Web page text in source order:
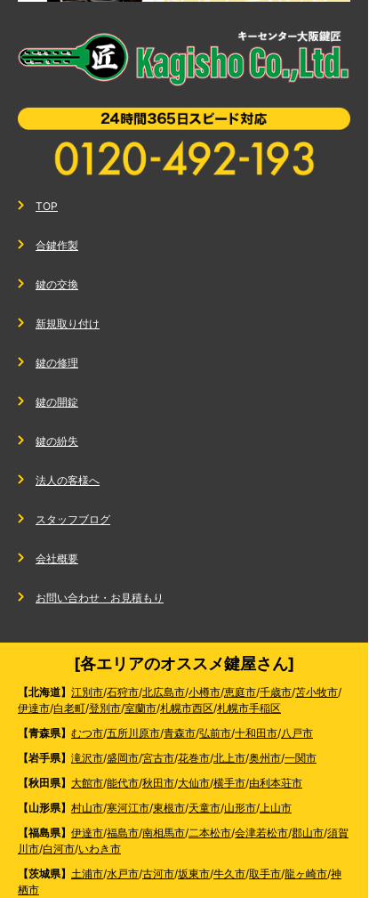
TOP
合鍵作製
鍵の交換
新規取り付け
鍵の修理
鍵の開錠
鍵の紛失
法人の客様へ
スタッフブログ
会社概要
お問い合わせ・お見積もり
[各エリアのオススメ鍵屋さん]
【北海道】 江別市/石狩市/北広島市/小樽市/恵庭市/千歳市/苫小牧市/
伊達市/白老町/登別市/室蘭市/札幌市西区/札幌市手稲区
【青森県】 むつ市/五所川原市/青森市/弘前市/十和田市/八戸市
【岩手県】 滝沢市/盛岡市/宮古市/花巻市/北上市/奥州市/一関市
【秋田県】 大館市/能代市/秋田市/大仙市/横手市/由利本荘市
【山形県】 村山市/寒河江市/東根市/天童市/山形市/上山市
【福島県】 伊達市/福島市/南相馬市/二本松市/会津若松市/郡山市/須賀
川市/白河市/いわき市
【茨城県】 土浦市/水戸市/古河市/坂東市/牛久市/取手市/龍ヶ崎市/神
栖市